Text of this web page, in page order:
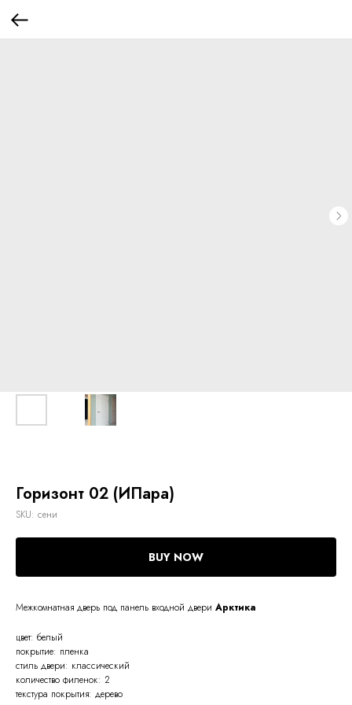
Горизонт 02 (ИПара)
SKU: сени
BUY NOW
Межкомнатная дверь под панель входной двери Арктика
цвет: белый
покрытие: пленка
стиль двери: классический
количество филенок: 2
текстура покрытия: дерево